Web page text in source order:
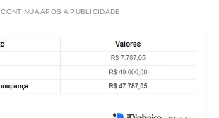
CONTINUA APÓS A PUBLICIDADE